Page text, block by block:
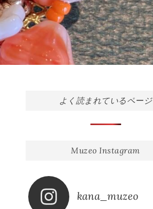
よく読まれているページ
Muzeo Instagram
kana_muzeo